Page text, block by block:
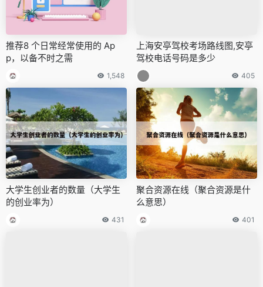
推荐8 个日常经常使用的 Ap
p，以备不时之需
1,548
上海安亭驾校考场路线图,安亭
驾校电话号码是多少
405
大学生创业者的数量（大学生
的创业率为）
431
聚合资源在线（聚合资源是什
么意思）
401